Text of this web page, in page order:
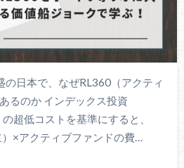
日本で、なぜRL360（アクティ
るのか インデックス投資
超低コストを基準にすると、
×アクティブファンドの費…